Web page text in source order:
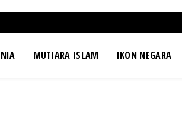
MUTIARA ISLAM IKON NEGARA